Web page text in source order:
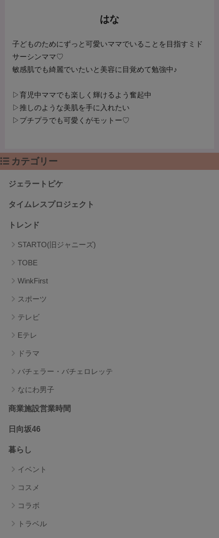
はな
子どものためにずっと可愛いママでいることを目指すミド
サーシンママ♡
敏感肌でも綺麗でいたいと美容に目覚めて勉強中♪
▷育児中ママでも楽しく輝けるよう奮起中
▷推しのような美肌を手に入れたい
▷プチプラでも可愛くがモットー♡
カテゴリー
ジェラートピケ
タイムレスプロジェクト
トレンド
STARTO(旧ジャニーズ)
TOBE
WinkFirst
スポーツ
テレビ
Eテレ
ドラマ
バチェラー・バチェロレッテ
なにわ男子
商業施設営業時間
日向坂46
暮らし
イベント
コスメ
コラボ
トラベル